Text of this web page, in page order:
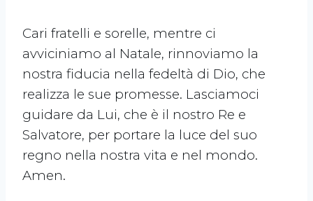
Cari fratelli e sorelle, mentre ci
avviciniamo al Natale, rinnoviamo la
nostra fiducia nella fedeltà di Dio, che
realizza le sue promesse. Lasciamoci
guidare da Lui, che è il nostro Re e
Salvatore, per portare la luce del suo
regno nella nostra vita e nel mondo.
Amen.